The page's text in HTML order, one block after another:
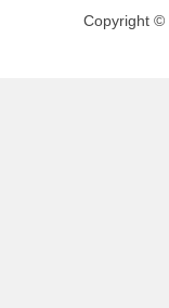
Copyright ©